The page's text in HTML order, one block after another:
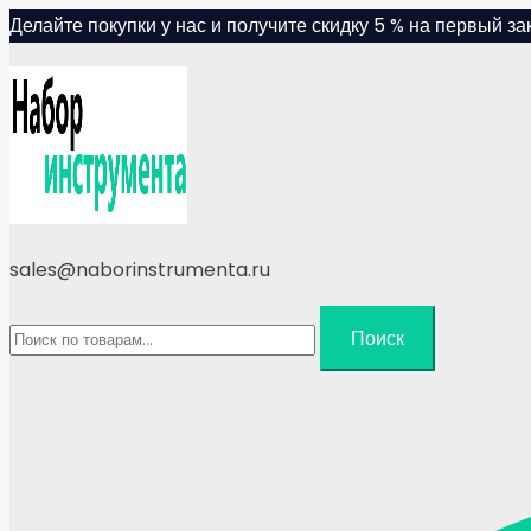
Skip
content
Делайте покупки у нас и получите скидку 5 % на первый
sales@naborinstrumenta.ru
Искать:
Поиск